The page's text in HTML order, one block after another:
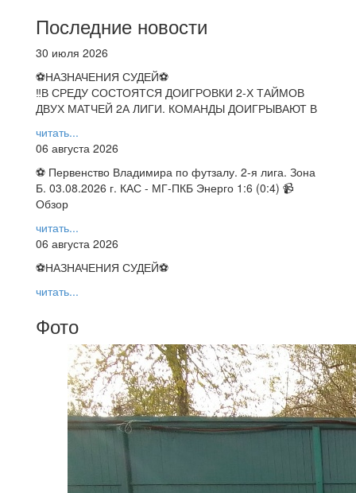
Последние новости
30 июля 2026
⚽НАЗНАЧЕНИЯ СУДЕЙ⚽
‼В СРЕДУ СОСТОЯТСЯ ДОИГРОВКИ 2-Х ТАЙМОВ
ДВУХ МАТЧЕЙ 2А ЛИГИ. КОМАНДЫ ДОИГРЫВАЮТ В
читать...
06 августа 2026
⚽ Первенство Владимира по футзалу. 2-я лига. Зона
Б. 03.08.2026 г. КАС - МГ-ПКБ Энерго 1:6 (0:4) 📹
Обзор
читать...
06 августа 2026
⚽НАЗНАЧЕНИЯ СУДЕЙ⚽
читать...
Фото